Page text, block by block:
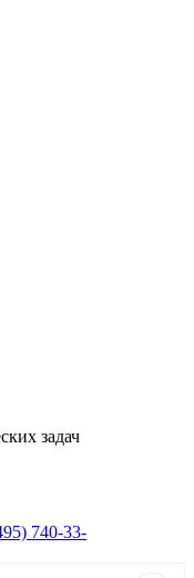
задач
740-33-